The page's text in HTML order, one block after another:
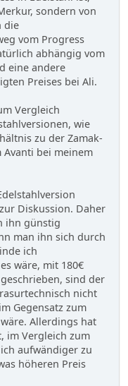
sondern von
die
vom Progress
abhängig vom
eine andere
Preises bei Ali.
Vergleich
wie
zu der Zamak-
Avanti bei meinem
Diskussion. Daher
ihn günstig
man ihn sich durch
ich
wäre, mit 180€
sind der
nicht
Gegensatz zum
Allerdings hat
im Vergleich zum
aufwändiger zu
höheren Preis